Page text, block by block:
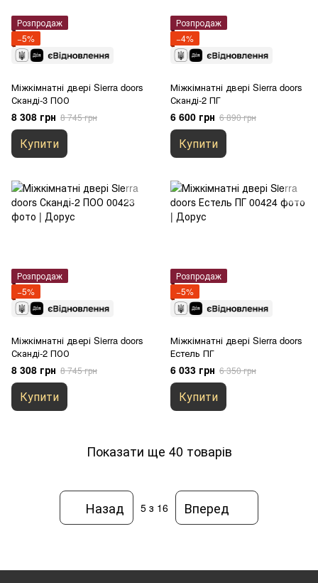
Розпродаж
−5%
Міжкімнатні двері Sierra doors
Сканді-3 ПОО
8 308 грн 8 745 грн
Купити
Розпродаж
−4%
Міжкімнатні двері Sierra doors
Сканді-2 ПГ
6 600 грн 6 890 грн
Купити
Розпродаж
−5%
Міжкімнатні двері Sierra doors
Сканді-2 ПОО
8 308 грн 8 745 грн
Купити
Розпродаж
−5%
Міжкімнатні двері Sierra doors
Естель ПГ
6 033 грн 6 350 грн
Купити
Показати ще 40 товарів
Назад 5 з 16 Вперед